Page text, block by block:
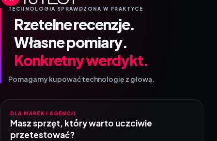
TECHNOLOGIA SPRAWDZONA W PRAKTYCE
Rzetelne recenzje.
Własne pomiary.
Konkretny werdykt.
Pomagamy kupować technologię z głową.
DLA MAREK I AGENCJI
Masz sprzęt, który warto uczciwie
przetestować?